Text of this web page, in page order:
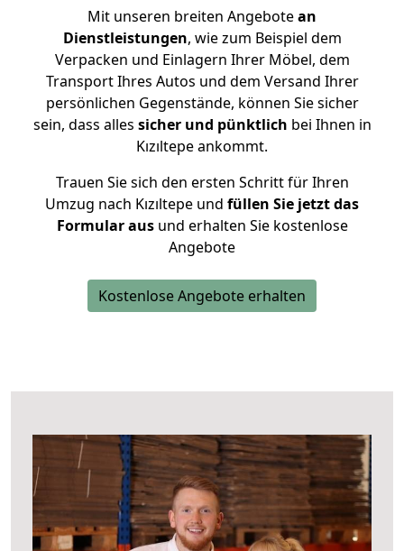
Mit unseren breiten Angebotean
Dienstleistungen, wie zum Beispiel dem
Verpacken und Einlagern Ihrer Möbel, dem
Transport Ihres Autos und dem Versand Ihrer
persönlichen Gegenstände, können Sie sicher
sein, dass alles sicher und pünktlich bei Ihnen in
Kızıltepe ankommt.
Trauen Sie sich den ersten Schritt für Ihren
Umzug nach Kızıltepe und füllen Sie jetzt das
Formular ausund erhalten Sie kostenlose
Angebote
Kostenlose Angebote erhalten